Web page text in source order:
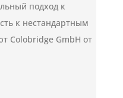
подход к
к нестандартным
Colobridge GmbH от